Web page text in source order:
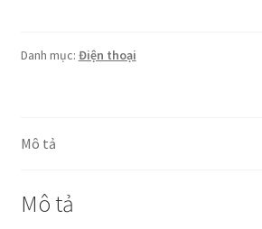
Danh mục: Điện thoại
Mô tả
Mô tả